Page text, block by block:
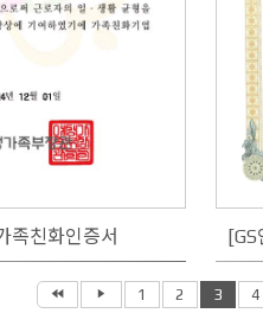
족친화인증서
1 2 3 4